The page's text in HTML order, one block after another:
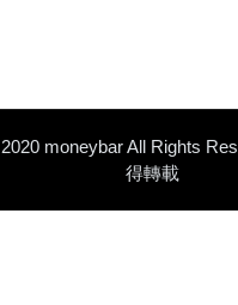
moneybar All Rights
得轉載